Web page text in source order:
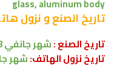
glass, aluminum body
تاريخ الصنع و نزول
تاريخ الصنع :شهرجانفي 2018
تاريخ نزول الهاتف:شهر